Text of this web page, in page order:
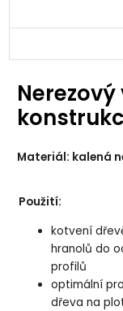
Materiál: kalená
Použití:
kotvení
hranolů do
profilů
optimální
dřeva na